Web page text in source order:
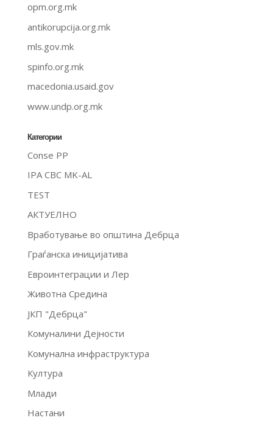
opm.org.mk
antikorupcija.org.mk
mls.gov.mk
spinfo.org.mk
macedonia.usaid.gov
www.undp.org.mk
Категории
Conse PP
IPA CBC MK-AL
TEST
АКТУЕЛНО
Вработување во општина Дебрца
Граѓанска иницијатива
Евроинтеграции и Лер
Животна Средина
ЈКП "Дебрца"
Комуналини Дејности
Комунална инфраструктура
Култура
Млади
Настани